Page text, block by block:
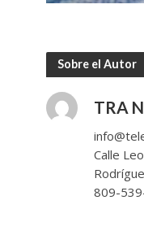
Sobre el Autor
TRA
Calle
809-